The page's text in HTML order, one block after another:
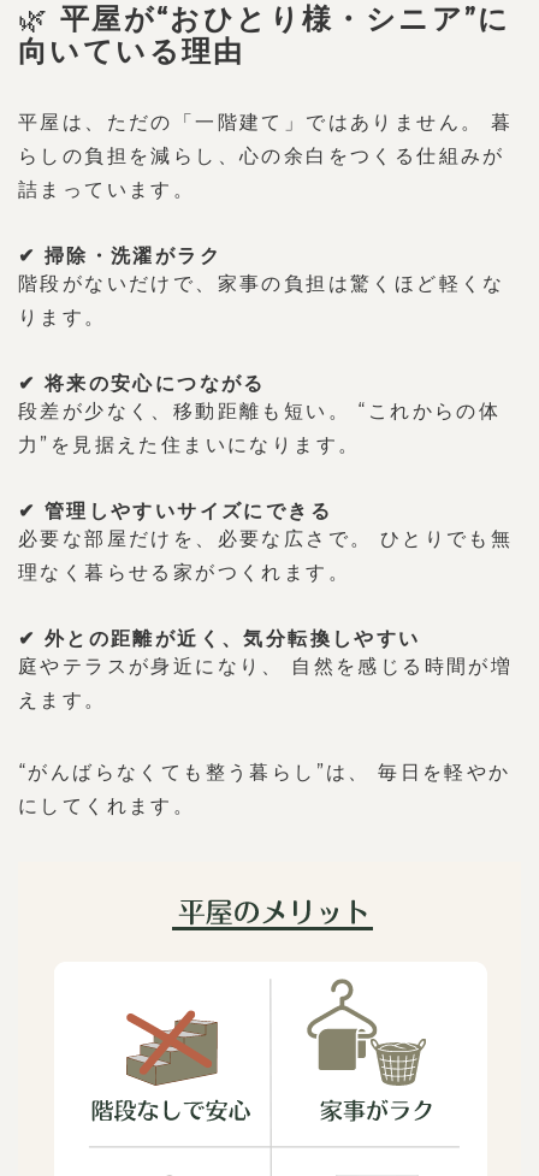
🌿 平屋が“おひとり様・シニア”に
向いている理由
平屋は、ただの「一階建て」ではありません。 暮
らしの負担を減らし、心の余白をつくる仕組みが
詰まっています。
✔ 掃除・洗濯がラク
階段がないだけで、家事の負担は驚くほど軽くな
ります。
✔ 将来の安心につながる
段差が少なく、移動距離も短い。 “これからの体
力”を見据えた住まいになります。
✔ 管理しやすいサイズにできる
必要な部屋だけを、必要な広さで。 ひとりでも無
理なく暮らせる家がつくれます。
✔ 外との距離が近く、気分転換しやすい
庭やテラスが身近になり、 自然を感じる時間が増
えます。
“がんばらなくても整う暮らし”は、 毎日を軽やか
にしてくれます。